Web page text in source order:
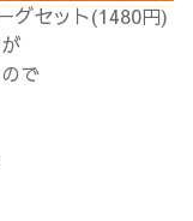
グセット(1480円)
で